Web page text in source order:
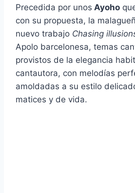
Precedida por unos Ayoho
con su propuesta, la
nuevo trabajo Chasing
Apolo barcelonesa, temas
provistos de la elegancia
cantautora, con melodías
amoldadas a su estilo
matices y de vida.